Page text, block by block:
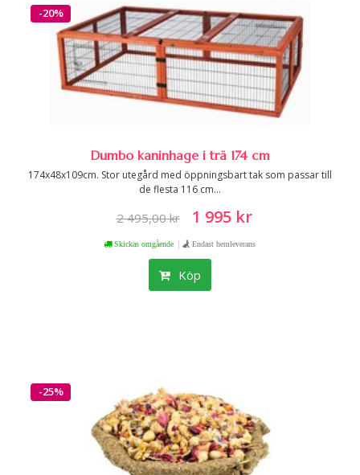
-20%
Dumbo kaninhage i trä 174 cm
174x48x109cm. Stor utegård med öppningsbart tak som passar till
de flesta 116 cm...
2 495,00 kr 1 995 kr
Skickas omgående | Endast hemleverans
Köp
-25%